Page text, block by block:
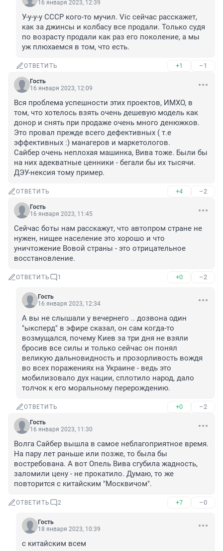
16 января 2023, 12:39
У-у-у-у СССР кого-то мучил. Vic сейчас расскажет,
как за джинсы и колбасу все продали. Только судя
по возрасту продали как раз его поколение, а мы
уж плюхаемся в том, что есть.
ОТВЕТИТЬ +1 –1
Гость
16 января 2023, 12:09
Вся проблема успешности этих проектов, ИМХО, в
том, что хотелось взять очень дешевую модель как
донор и снять при продаже очень много денюжков.
Это провал прежде всего дефективных ( т.е
эффективных :) манагеров и маркетологов.
Сайбер очень неплохая машинка, Вива тоже. Были бы
на них адекватные ценники - бегали бы их тысячи.
ДЭУ-нексия тому пример.
ОТВЕТИТЬ +4 –2
Гость
16 января 2023, 11:45
Сейчас боты нам расскажут, что автопром стране не
нужен, нищее население это хорошо и что
уничтожение Вовой страны - это отрицательное
восстановление.
ОТВЕТИТЬ 1 +0 –2
Гость
16 января 2023, 12:34
А вы не слышали у вечернего .. дозвона один
"ыксперд" в эфире сказал, он сам когда-то
возмущался, почему Киев за три дня не взяли
бросив все силы и только сейчас он понял
великую дальновидность и прозорливость вождя
во всех поражениях на Украине - ведь это
мобилизовало дух нации, сплотило народ, дало
толчок к его моральному перерождению.
ОТВЕТИТЬ +0 –2
Гость
16 января 2023, 11:30
Волга Сайбер вышла в самое неблагоприятное время.
На пару лет раньше или позже, то была бы
востребована. А вот Опель Вива сгубила жадность,
заломили цену - не прокатило. Думаю, то же
повторится с китайским "Москвичом".
ОТВЕТИТЬ 2 +7 –0
Гость
18 января 2023, 10:39
с китайским всем